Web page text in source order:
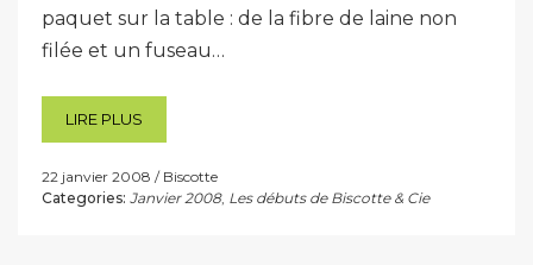
paquet sur la table : de la fibre de laine non
filée et un fuseau…
LIRE PLUS
22 janvier 2008
Biscotte
Categories: Janvier 2008, Les débuts de Biscotte & Cie